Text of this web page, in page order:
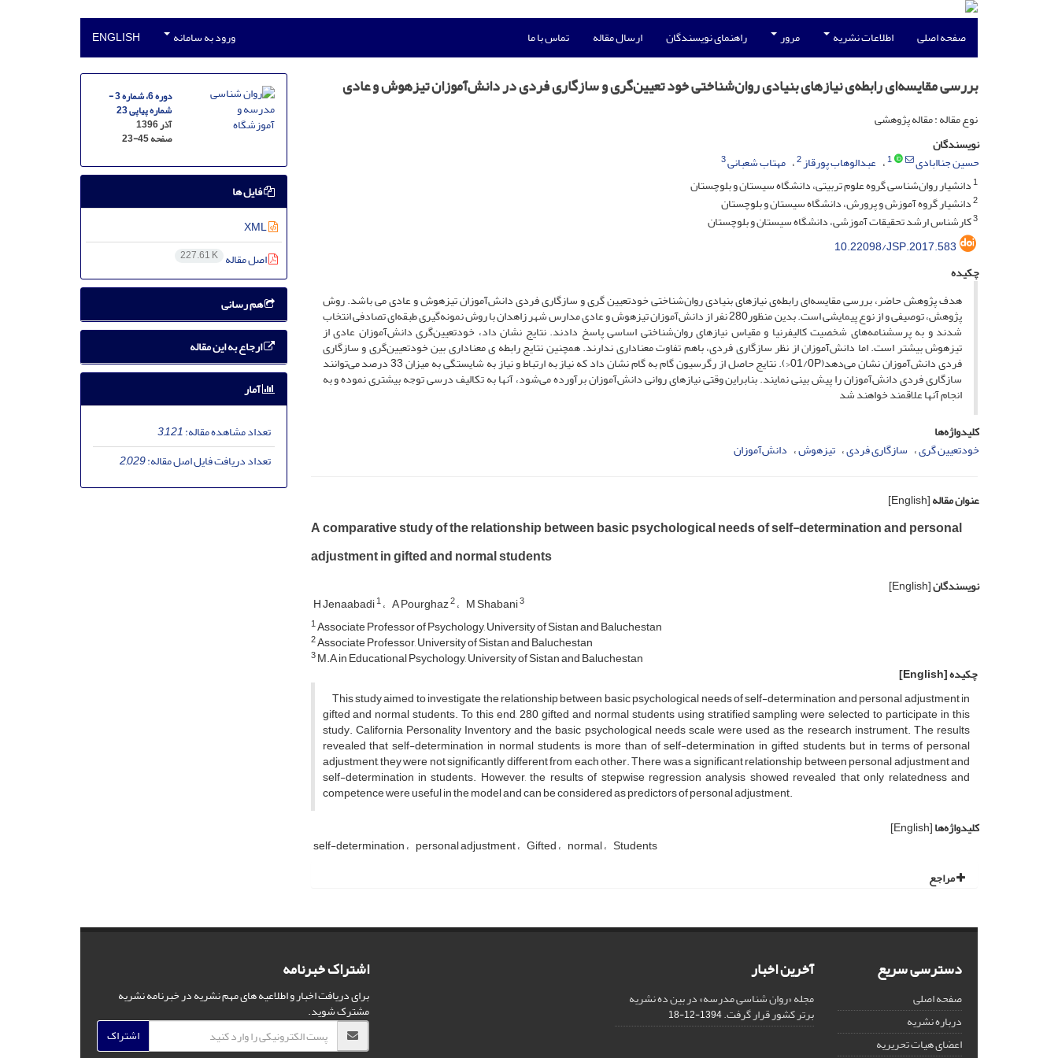
صفحه اصلی اطلاعات نشریه مرور راهنمای نویسندگان ارسال مقاله تماس با ما ورود به سامانه ENGLISH
بررسی مقایسه‌ای رابطه‌ی نیازهای بنیادی روان‌شناختی خود تعیین‌گری و سازگاری فردی در دانش‌آموزان تیزهوش و عادی
نوع مقاله : مقاله پژوهشی
نویسندگان
حسین جناابادی
1 عبدالوهاب پورقاز2 مهتاب شعبانی3
1دانشیار روان‌شناسی گروه علوم تربیتی، دانشگاه سیستان و بلوچستان
2دانشیار گروه آموزش و پرورش، دانشگاه سیستان و بلوچستان
3کارشناس ارشد تحقیقات آموزشی، دانشگاه سیستان و بلوچستان
10.22098/JSP.2017.583
چکیده
هدف پژوهش حاضر، بررسی مقایسه‌ای رابطه‌ی نیازهای بنیادی روان‌شناختی خودتعیین گری و سازگاری فردی دانش‌آموزان تیزهوش و عادی می باشد. روش
پژوهش، توصیفی و از نوع پیمایشی است. بدین منظور280 نفر از دانش‌آموزان تیزهوش و عادی مدارس شهر زاهدان با روش نمونه‌گیری طبقه‌ای تصادفی انتخاب
شدند و به پرسشنامه‌های شخصیت کالیفرنیا و مقیاس نیازهای روان‌شناختی اساسی پاسخ دادند. نتایج نشان داد، خودتعیین‌گری دانش‌آموزان عادی از
تیزهوش بیشتر است. اما دانش‌آموزان از نظر سازگاری فردی، باهم تفاوت معناداری ندارند. همچنین نتایج رابطه ی معناداری بین خودتعیین‌گری و سازگاری
فردی دانش‌آموزان نشان می‌دهد(01/0P<). نتایج حاصل از رگرسیون گام به گام نشان داد که نیاز به ارتباط و نیاز به شایستگی به میزان 33 درصد می‌توانند
سازگاری فردی دانش‌آموزان را پیش بینی نمایند. بنابراین وقتی نیازهای روانی دانش‌آموزان برآورده می‌شود، آنها به تکالیف درسی توجه بیشتری نموده و به
انجام آنها علاقمند خواهند شد
کلیدواژه‌ها
خودتعیین گری سازگاری فردی تیزهوش دانش‌آموزان
عنوان مقاله[English]
A comparative study of the relationship between basic psychological needs of self-determination and personal
adjustment in gifted and normal students
نویسندگان[English]
H Jenaabadi1 A Pourghaz2 M Shabani3
1Associate Professor of Psychology, University of Sistan and Baluchestan
2Associate Professor, University of Sistan and Baluchestan
3M.A in Educational Psychology, University of Sistan and Baluchestan
چکیده[English]
This study aimed to investigate the relationship between basic psychological needs of self-determination and personal adjustment in
gifted and normal students. To this end, 280 gifted and normal students using stratified sampling were selected to participate in this
study. California Personality Inventory and the basic psychological needs scale were used as the research instrument. The results
revealed that self-determination in normal students is more than of self-determination in gifted students, but in terms of personal
adjustment, they were not significantly different from each other. There was a significant relationship between personal adjustment and
self-determination in students. However, the results of stepwise regression analysis showed revealed that only relatedness and
competence were useful in the model and can be considered as predictors of personal adjustment.
کلیدواژه‌ها[English]
self-determination personal adjustment Gifted normal Students
مراجع
دوره 6، شماره 3 -
شماره پیاپی 23
آذر 1396
صفحه23-45
فایل ها
XML
اصل مقاله 227.61 K
هم رسانی
ارجاع به این مقاله
آمار
تعداد مشاهده مقاله:3,121
تعداد دریافت فایل اصل مقاله:2,029
دسترسی سریع
صفحه اصلی
درباره نشریه
اعضای هیات تحریریه
آخرین اخبار
مجله «روان شناسی مدرسه» در بین ده نشریه
برتر کشور قرار گرفت.1394-12-18
اشتراک خبرنامه
برای دریافت اخبار و اطلاعیه های مهم نشریه در خبرنامه نشریه
مشترک شوید.
اشتراک